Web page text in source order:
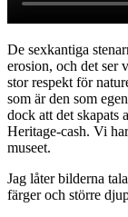
De sexkantiga
erosion, och det ser
stor respekt för
som är den som
dock att det skapats
Heritage-cash. Vi
museet.
Jag låter bilderna
färger och större